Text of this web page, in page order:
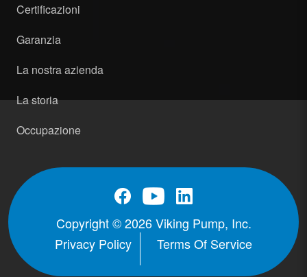
Certificazioni
Garanzia
La nostra azienda
La storia
Occupazione
Copyright © 2026 Viking Pump, Inc.
Privacy Policy
Terms Of Service